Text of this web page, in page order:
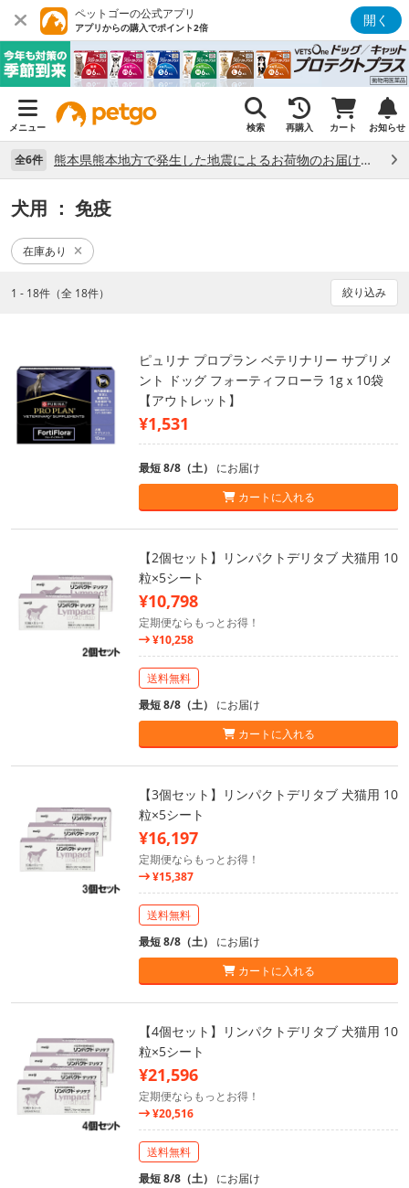
ペットゴーの公式アプリ
アプリからの購入でポイント2倍 開く
メニュー 検索 再購入 カート お知らせ
全6件 熊本県熊本地方で発生した地震によるお荷物のお届け状況について （7/28）
犬用 ： 免疫
在庫あり
1 - 18件（全 18件） 絞り込み
ピュリナ プロプラン ベテリナリー サプリメ
ント ドッグ フォーティフローラ 1gｘ10袋
【アウトレット】
¥1,531
最短 8/8（土） にお届け
カートに入れる
【2個セット】リンパクトデリタブ 犬猫用 10
粒×5シート
¥10,798
定期便ならもっとお得！
¥10,258
送料無料
最短 8/8（土） にお届け
カートに入れる
【3個セット】リンパクトデリタブ 犬猫用 10
粒×5シート
¥16,197
定期便ならもっとお得！
¥15,387
送料無料
最短 8/8（土） にお届け
カートに入れる
【4個セット】リンパクトデリタブ 犬猫用 10
粒×5シート
¥21,596
定期便ならもっとお得！
¥20,516
送料無料
最短 8/8（土） にお届け